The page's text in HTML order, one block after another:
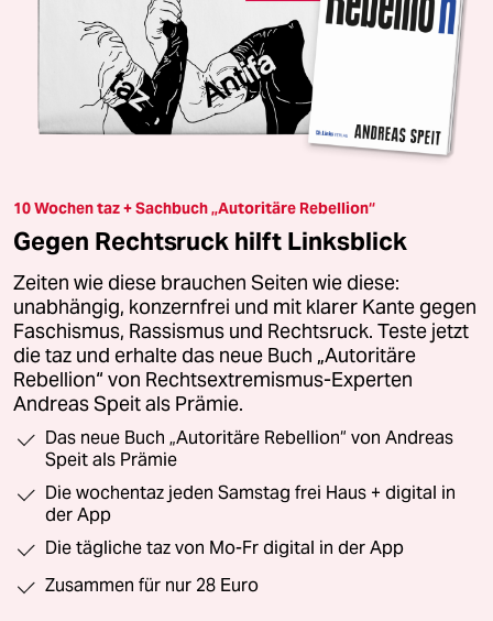
10 Wochen taz + Sachbuch „Autoritäre Rebellion“
Gegen Rechtsruck hilft Linksblick
Zeiten wie diese brauchen Seiten wie diese:
unabhängig, konzernfrei und mit klarer Kante gegen
Faschismus, Rassismus und Rechtsruck. Teste jetzt
die taz und erhalte das neue Buch „Autoritäre
Rebellion“ von Rechtsextremismus-Experten
Andreas Speit als Prämie.
Das neue Buch „Autoritäre Rebellion“ von Andreas
Speit als Prämie
Die wochentaz jeden Samstag frei Haus + digital in
der App
Die tägliche taz von Mo-Fr digital in der App
Zusammen für nur 28 Euro